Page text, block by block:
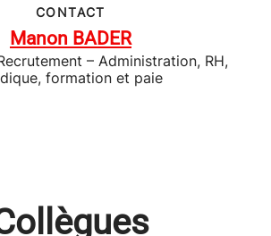
CONTACT
Manon BADER
– Administration, RH,
formation et paie